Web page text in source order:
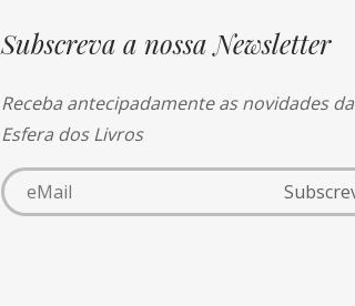
Subscreva a nossa Newsletter
Receba antecipadamente as novidades da
Esfera dos Livros